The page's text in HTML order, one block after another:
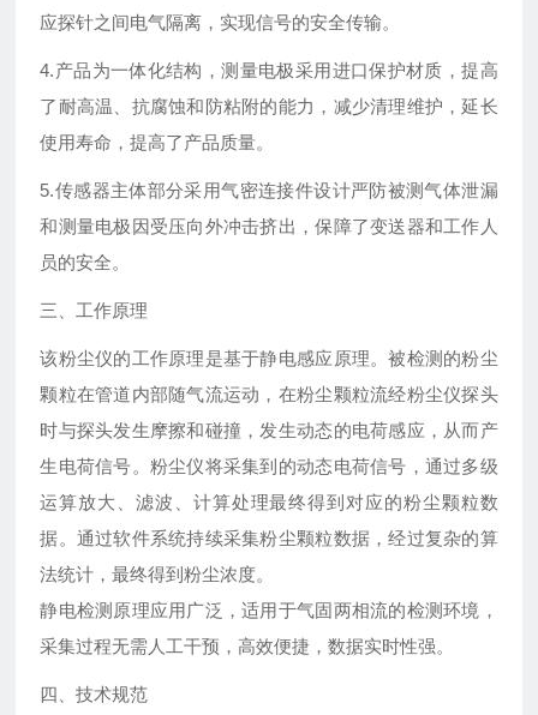
应探针之间电气隔离，实现信号的安全传输。
4.产品为一体化结构，测量电极采用进口保护材质，提高
了耐高温、抗腐蚀和防粘附的能力，减少清理维护，延长
使用寿命，提高了产品质量。
5.传感器主体部分采用气密连接件设计严防被测气体泄漏
和测量电极因受压向外冲击挤出，保障了变送器和工作人
员的安全。
三、 工作原理
该粉尘仪的工作原理是基于静电感应原理。被检测的粉尘
颗粒在管道内部随气流运动，在粉尘颗粒流经粉尘仪探头
时与探头发生摩擦和碰撞，发生动态的电荷感应，从而产
生电荷信号。粉尘仪将采集到的动态电荷信号，通过多级
运算放大、滤波、计算处理最终得到对应的粉尘颗粒数
据。通过软件系统持续采集粉尘颗粒数据，经过复杂的算
法统计，最终得到粉尘浓度。
静电检测原理应用广泛，适用于气固两相流的检测环境，
采集过程无需人工干预，高效便捷，数据实时性强。
四、技术规范